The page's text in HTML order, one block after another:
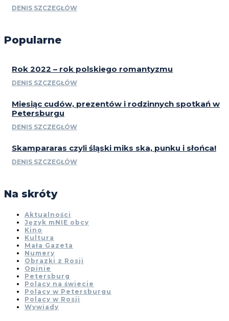
DENIS SZCZEGŁÓW
Popularne
Rok 2022 – rok polskiego romantyzmu
DENIS SZCZEGŁÓW
Miesiąc cudów, prezentów i rodzinnych spotkań w
Petersburgu
DENIS SZCZEGŁÓW
Skampararas czyli śląski miks ska, punku i słońca!
DENIS SZCZEGŁÓW
Na skróty
Aktualności
Język mNIE obcy
Kino
Kultura
Mała Gazeta
Numery
Obrazki z Rosji
Opinie
Petersburg
Polacy na świecie
Polacy w Petersburgu
Polacy w Rosji
Wywiady